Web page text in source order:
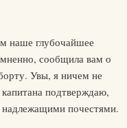
наше глубочайшее
сообщила вам о
Увы, я ничем не
подтверждаю,
почестями.